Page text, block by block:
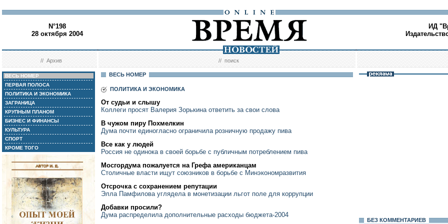
N°198
28 октября 2004
ИД
//Архив //поиск
ВЕСЬ НОМЕР
ПЕРВАЯ ПОЛОСА
ПОЛИТИКА И ЭКОНОМИКА
ЗАГРАНИЦА
КРУПНЫМ ПЛАНОМ
БИЗНЕС И ФИНАНСЫ
КУЛЬТУРА
СПОРТ
КРОМЕ ТОГО
ВЕСЬ НОМЕР
ПОЛИТИКА И ЭКОНОМИКА
От судьи и слышу
Коллеги просят Валерия Зорькина ответить за свои слова
В чужом пиру Похмелкин
Дума почти единогласно ограничила розничную продажу пива
Все как у людей
Россия не одинока в своей борьбе с публичным потреблением пива
Мосгордума пожалуется на Грефа американцам
Столичные власти ищут союзников в борьбе с Минэкономразвития
Отсрочка с сохранением репутации
Элла Памфилова углядела в монетизации льгот поле для коррупции
Добавки просили?
Дума распределила дополнительные расходы бюджета-2004
БЕЗ КОМMЕНТАРИЕВ